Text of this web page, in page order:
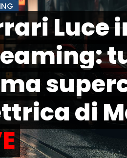
Luce
di